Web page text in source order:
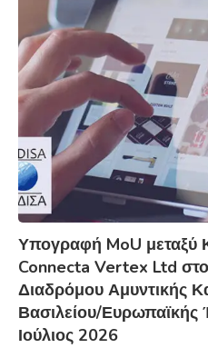
Υπογραφή MoU μεταξύ
Connecta Vertex Ltd
Διαδρόμου Αμυντικής
Βασιλείου/
Ιούλιος 2026